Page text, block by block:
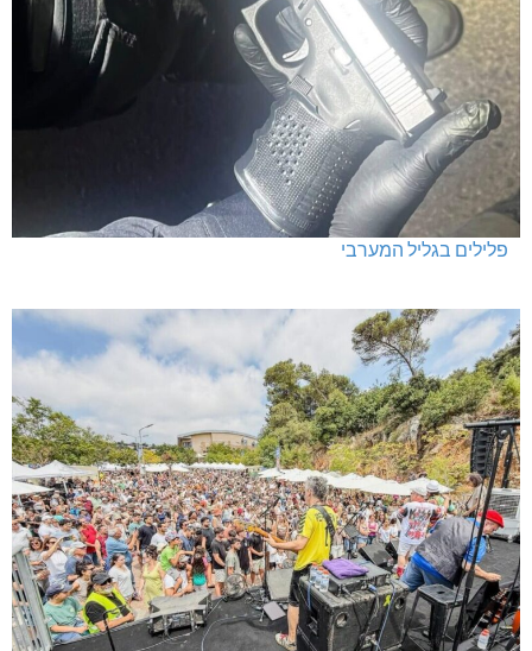
פלילים בגליל המערבי